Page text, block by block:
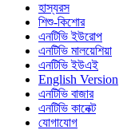
হাস্যরস
শিশু-কিশোর
এনটিভি ইউরোপ
এনটিভি মালয়েশিয়া
এনটিভি ইউএই
English Version
এনটিভি বাজার
এনটিভি কানেক্ট
যোগাযোগ